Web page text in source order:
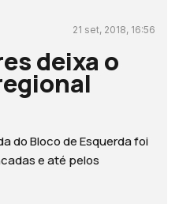
21 set, 2018, 16:56
deixa o
do Bloco de Esquerda foi
e até pelos